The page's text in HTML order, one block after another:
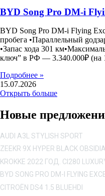
BYD Song Pro DM-i
BYD Song Pro DM-i Flying
пробега •Параллельный
•Запас хода 301
ключ” в РФ — 3.340.000₽ (на
Подробнее »
15.07.2026
Открыть больше
Новые
AUDI A3L STYLISH SPORT
ZEEKR 9X HYPER BLACK
KROKKE 2022 ГОД. CI280
BYD SONG PRO DM-I FLYING
CITROËN DS4 1.5 BLUEHDI